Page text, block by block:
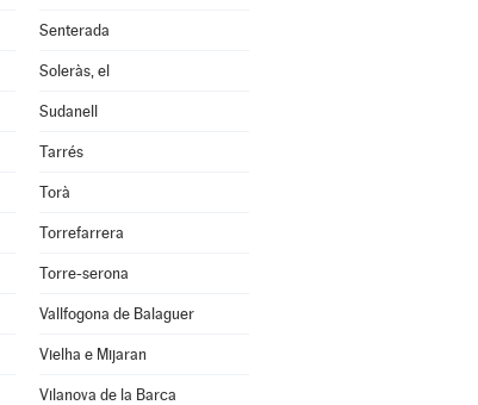
Senterada
Soleràs, el
Sudanell
Tarrés
Torà
Torrefarrera
Torre-serona
Vallfogona de Balaguer
Vielha e Mijaran
Vilanova de la Barca